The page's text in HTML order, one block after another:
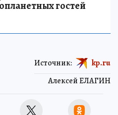
гостей
Алексей ЕЛАГИН
Источник: kp.ru